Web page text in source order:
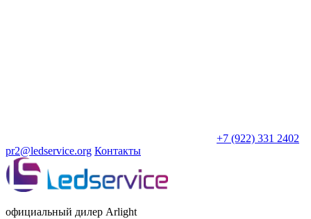
+7 (922) 331 2402
pr2@ledservice.org Контакты
официальный дилер Arlight